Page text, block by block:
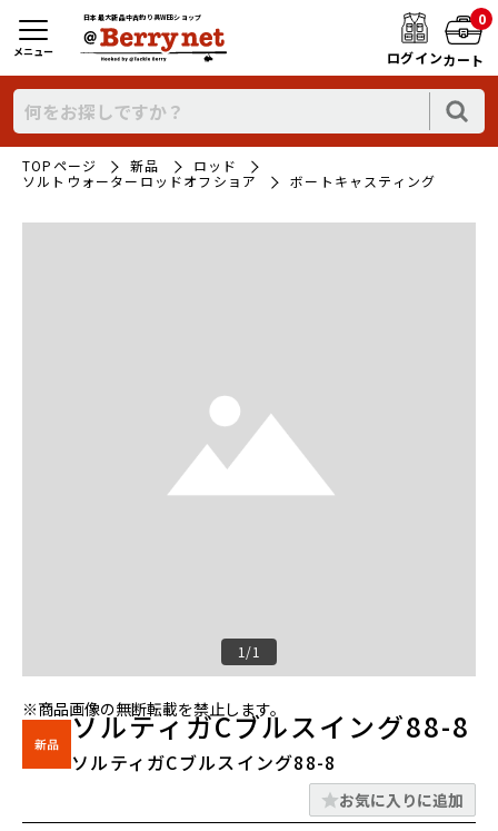
日本最大新品中古釣り具WEBショップ
ログイン
0
カート
メニュー
TOPページ 新品
ロッド
ソルトウォーターロッドオフショア
ボートキャスティング
1/1
※商品画像の無断転載を禁止します。
ソルティガCブルスイング88-8
ソルティガCブルスイング88-8
お気に入りに追加